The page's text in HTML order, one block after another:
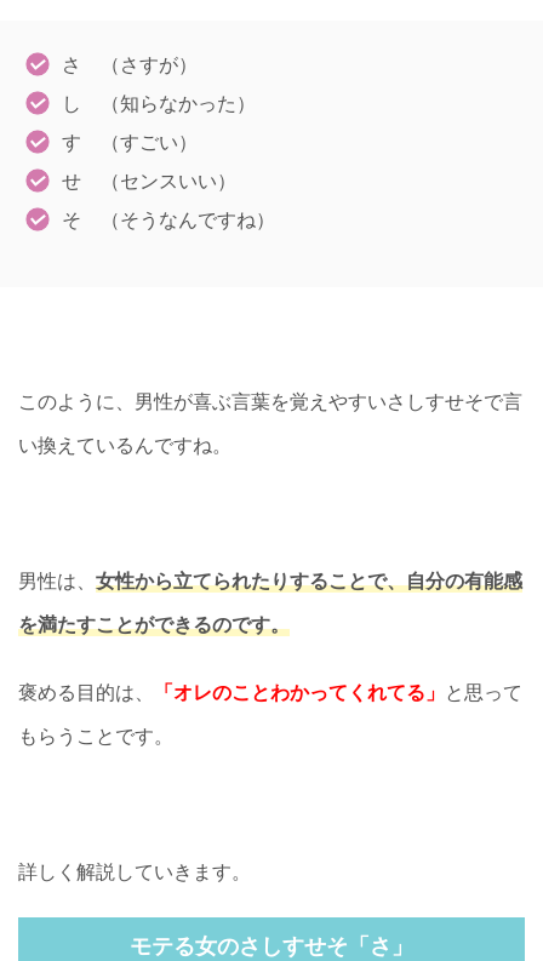
さ （さすが）
し （知らなかった）
す （すごい）
せ （センスいい）
そ （そうなんですね）
このように、男性が喜ぶ言葉を覚えやすいさしすせそで言
い換えているんですね。
男性は、 女性から立てられたりすることで、自分の有能感
を満たすことができるのです。
褒める目的は、 「オレのことわかってくれてる」 と思って
もらうことです。
詳しく解説していきます。
モテる女のさしすせそ「さ」